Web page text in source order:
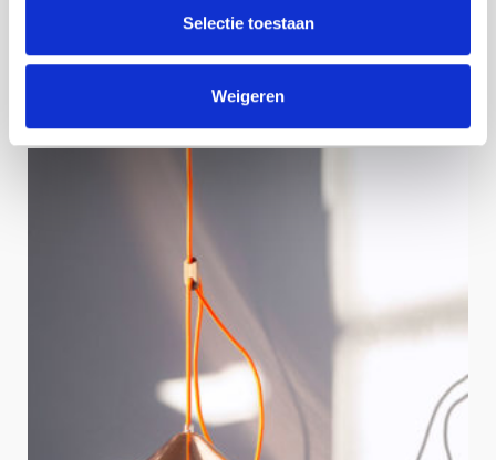
Selectie toestaan
Weigeren